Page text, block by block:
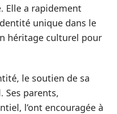
Elle a rapidement
unique dans le
héritage culturel pour
le soutien de sa
Ses parents,
l’ont encouragée à